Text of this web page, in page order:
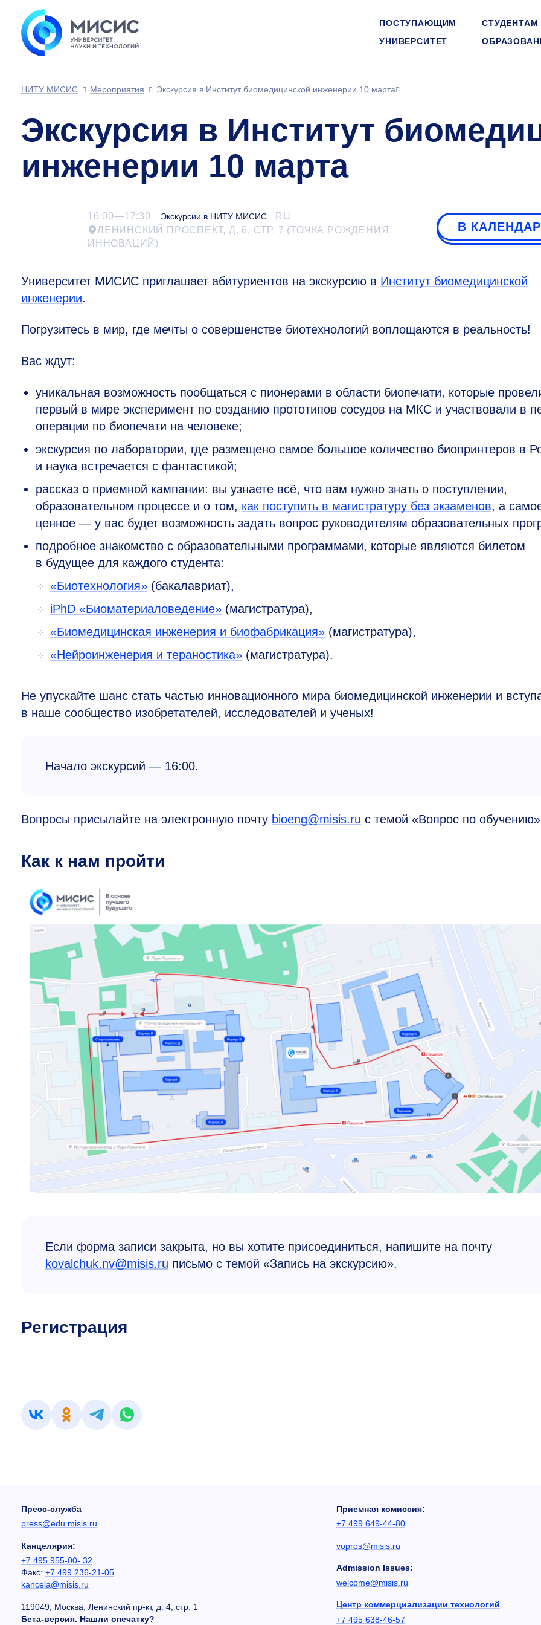
ПОСТУПАЮЩИМ
СТУДЕНТАМ
УНИВЕРСИТЕТ
НИТУ МИСИС Мероприятия Экскурсия в Институт биомедицинской инженерии 10 марта
Экскурсия в Институт
инженерии 10 марта
16:00—17:30 Экскурсии в НИТУ МИСИС
RU
ЛЕНИНСКИЙ ПРОСПЕКТ, Д. 6, СТР. 7 (ТОЧКА РОЖДЕНИЯ
ИННОВАЦИЙ)
В
Университет МИСИС приглашает абитуриентов на экскурсию в Институт биомедицинской
инженерии.
Погрузитесь в мир, где мечты о совершенстве биотехнологий воплощаются в реальность!
Вас ждут:
уникальная возможность пообщаться с пионерами в области биопечати, которые
первый в мире эксперимент по созданию прототипов сосудов на МКС и участвовали в
операции по биопечати на человеке;
экскурсия по лаборатории, где размещено самое большое количество биопринтеров в
и наука встречается с фантастикой;
рассказ о приемной кампании: вы узнаете всё, что вам нужно знать о поступлении,
образовательном процессе и о том, как поступить в магистратуру без экзаменов, а
ценное — у вас будет возможность задать вопрос руководителям образовательных
подробное знакомство с образовательными программами, которые являются билетом
в будущее для каждого студента:
«Биотехнология» (бакалавриат),
iPhD «Биоматериаловедение» (магистратура),
«Биомедицинская инженерия и биофабрикация» (магистратура),
«Нейроинженерия и тераностика» (магистратура).
Не упускайте шанс стать частью инновационного мира биомедицинской инженерии и
в наше сообщество изобретателей, исследователей и ученых!
Начало экскурсий — 16:00.
Вопросы присылайте на электронную почту bioeng@misis.ru с темой «Вопрос по
Как к нам пройти
Если форма записи закрыта, но вы хотите присоединиться, напишите на почту
kovalchuk.nv@misis.ru письмо с темой «Запись на экскурсию».
Регистрация
Пресс-служба
press@edu.misis.ru
Канцелярия:
+7 495 955-00- 32
Факс: +7 499 236-21-05
kancela@misis.ru
119049, Москва, Ленинский пр-кт, д. 4, стр. 1
Бета-версия. Нашли опечатку?
Приемная комиссия:
+7 499 649-44-80
vopros@misis.ru
Admission Issues:
welcome@misis.ru
Центр коммерциализации технологий
+7 495 638-46-57